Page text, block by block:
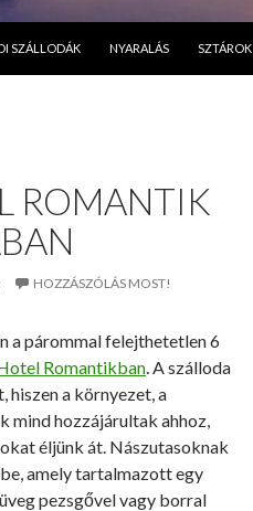
SZÁLLODÁK NYARALÁS SZTÁROK
ROMANTIK
HOZZÁSZÓLÁS MOST!
a párommal felejthetetlen 6
Romantikban. A szálloda
hiszen a környezet, a
mind hozzájárultak ahhoz,
éljünk át. Nászutasoknak
amely tartalmazott egy
pezsgővel vagy borral